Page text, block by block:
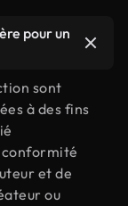
pour un
sont
à des fins
et de
ou